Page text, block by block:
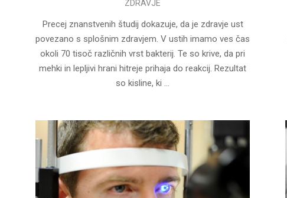
10
ZDRAVJE
Precej znanstvenih študij dokazuje, da je zdravje ust
povezano s splošnim zdravjem. V ustih imamo ves čas
okoli 70 tisoč različnih vrst bakterij. Te so krive, da pri
mehki in lepljivi hrani hitreje prihaja do reakcij. Rezultat
so kisline, ki …